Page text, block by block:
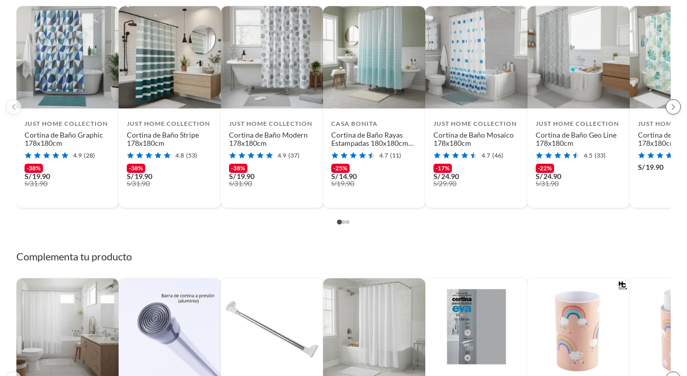
Esta cortina de baño está fabricada en poliéster, lo que le proporciona una estructura compacta y duradera. Su nivel
de opacidad es opaca, ideal para mantener la privacidad. Cuenta con un sistema de colgado con ojales y terminación
con pasador, lo que facilita su instalación. Además, incluye ganchos para que puedas colgarla de inmediato. El color
es variado, por lo que el que recibas será al azar.
etc.).
JUST HOME COLLECTION
Cortina de Baño Graphic
178x180cm
4.9 (28)
-38%
S/19.90
S/31.90
JUST HOME COLLECTION
Cortina de Baño Stripe
178x180cm
4.8 (53)
-38%
S/19.90
S/31.90
JUST HOME COLLECTION
Cortina de Baño Modern
178x180cm
4.9 (37)
-38%
S/19.90
S/31.90
CASA BONITA
Cortina de Baño Rayas
Estampadas 180x180cm
Celeste
4.7 (11)
-25%
S/14.90
S/19.90
JUST HOME COLLECTION
Cortina de Baño Mosaico
178x180cm
4.7 (46)
-17%
S/24.90
S/29.90
JUST HOME COLLECTION
Cortina de Baño Geo Line
178x180cm
4.5 (33)
-22%
S/24.90
S/31.90
JUST HOME
Cortina de
178x180cm
S/19.90
Complementa tu producto